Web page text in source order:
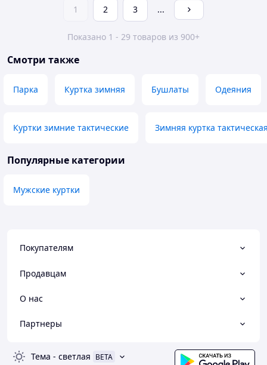
1 2 3 ...
Показано 1 - 29 товаров из 900+
Смотри также
Парка Куртка зимняя Бушлаты Одеяния
Куртки зимние тактические Зимняя куртка
Популярные категории
Мужские куртки
Покупателям
Продавцам
О нас
Партнеры
Тема - светлая BETA